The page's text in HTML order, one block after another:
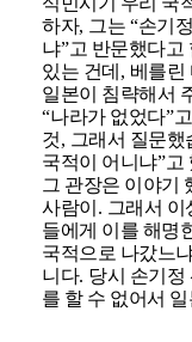
하자, 그는 “손기
냐”고 반문했다고
있는 건데 , 베를린
일본이 침략해서
“나라가 없었다”
것, 그래서 질문했
국적이 어니냐”고
그 관장은 이야기
사람이 . 그래서 이
들에게 이를 해명
국적으로 나갔느
니다. 당시 손기정
를 할 수 없어서